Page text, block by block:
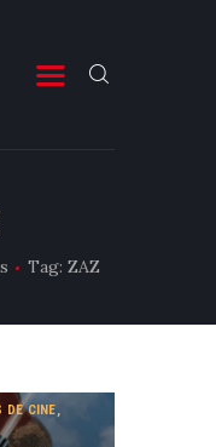
Tag: ZAZ
DE CINE,